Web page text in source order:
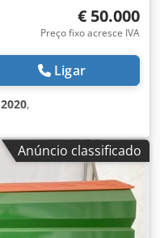
€ 50.000
Preço fixo acresce IVA
Ligar
2020,
Anúncio classificado